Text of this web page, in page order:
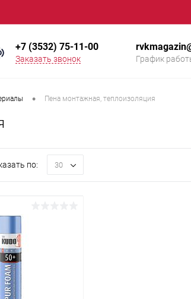
+7 (3532) 75-11-00
Заказать звонок График
• Пена монтажная, теплоизоляция
по: 30